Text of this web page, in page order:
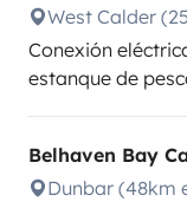
West Calder
Conexión
estanque de
Belhaven Bay
Dunbar (48km